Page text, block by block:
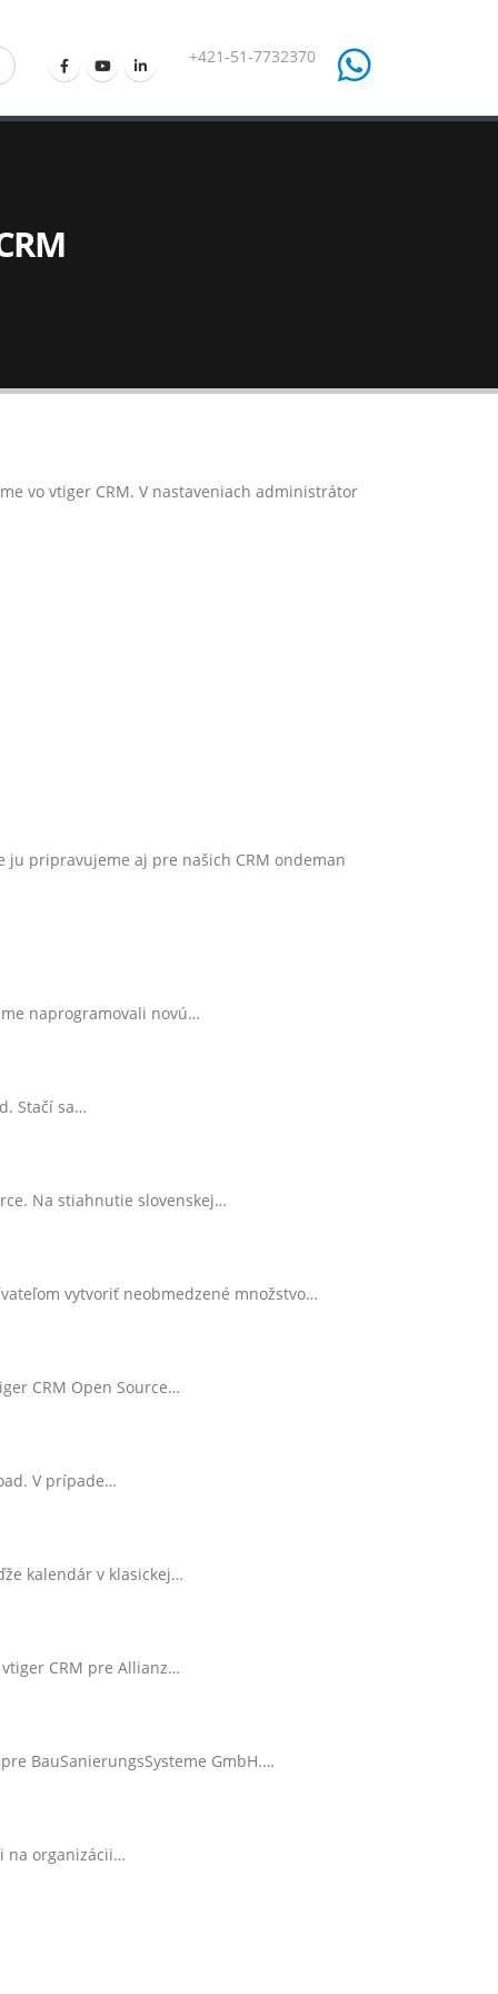
+421-51-7732370
vo vtiger CRM. V nastaveniach administrátor
ju pripravujeme aj pre našich CRM ondeman
naprogramovali novú…
Stačí sa…
Na stiahnutie slovenskej…
vytvoriť neobmedzené množstvo…
CRM Open Source…
V prípade…
kalendár v klasickej…
CRM pre Allianz…
BauSanierungsSysteme GmbH.…
na organizácii…